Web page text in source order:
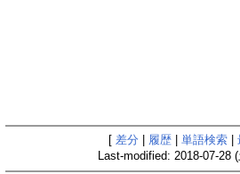
[ 差分 履歴| 単語検索|
Last-modified: 2018-07-28